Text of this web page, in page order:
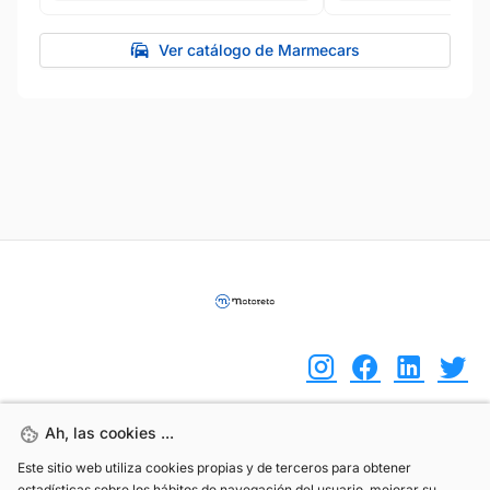
Ver catálogo de Marmecars
Ah, las cookies ...
Este sitio web utiliza cookies propias y de terceros para obtener
Ah, las cookies ...
Este sitio web utiliza cookies propias y de terceros para obtener
info@motoreto.com